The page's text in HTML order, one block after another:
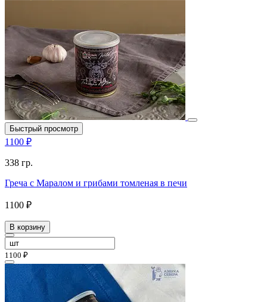
Быстрый просмотр
1100 ₽
338 гр.
Греча с Маралом и грибами томленая в печи
1100 ₽
В корзину
1100 ₽